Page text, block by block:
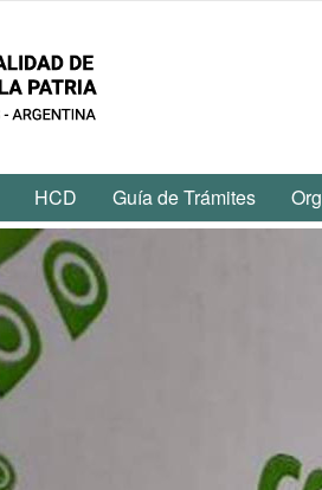
HCD Guía de Trámites